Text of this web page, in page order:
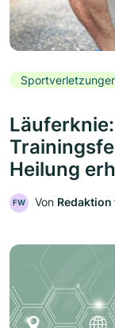
Heilung
FW Von